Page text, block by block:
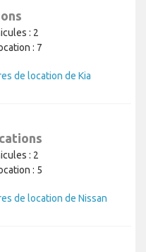
: 2
: 7
de location de Kia
: 2
: 5
de location de Nissan